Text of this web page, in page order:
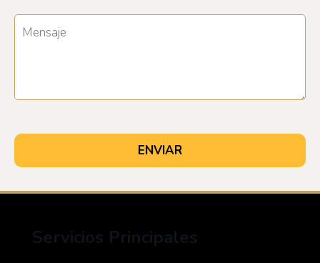
Servicios Principales